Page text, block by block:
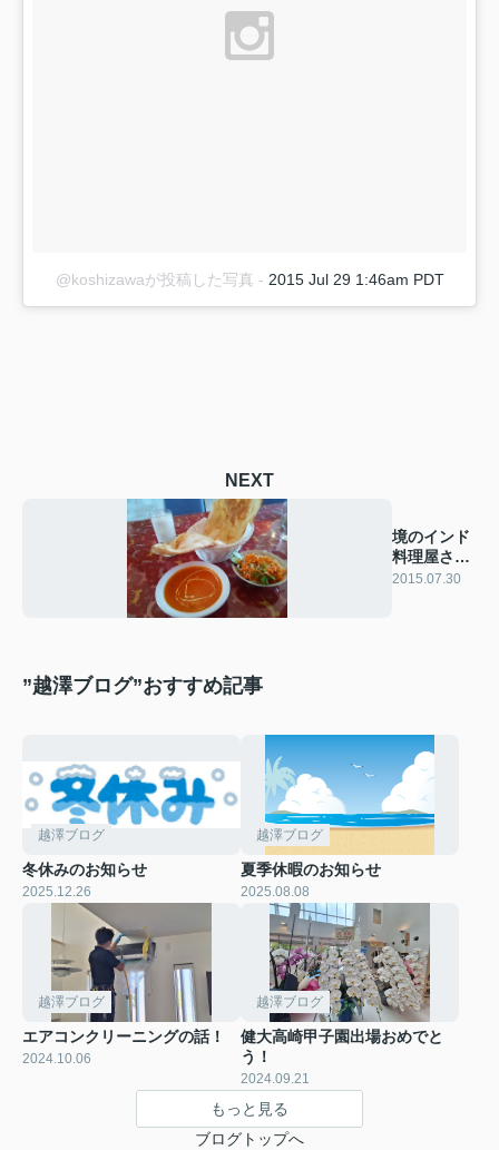
@koshizawaが投稿した写真 - 2015 Jul 29 1:46am PDT
NEXT
境のインド
料理屋さん
♪
2015.07.30
”越澤ブログ”おすすめ記事
越澤ブログ
冬休みのお知らせ
2025.12.26
越澤ブログ
夏季休暇のお知らせ
2025.08.08
越澤ブログ
エアコンクリーニングの話！
2024.10.06
越澤ブログ
健大高崎甲子園出場おめでと
う！
2024.09.21
もっと見る
ブログトップへ